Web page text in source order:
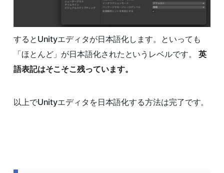
するとUnityエディタが日本語化します。といっても
「ほとんど」が日本語化されたというレベルです。 英
語表記はそこそこ残っています。
以上でUnityエディタを日本語化する方法は完了です。